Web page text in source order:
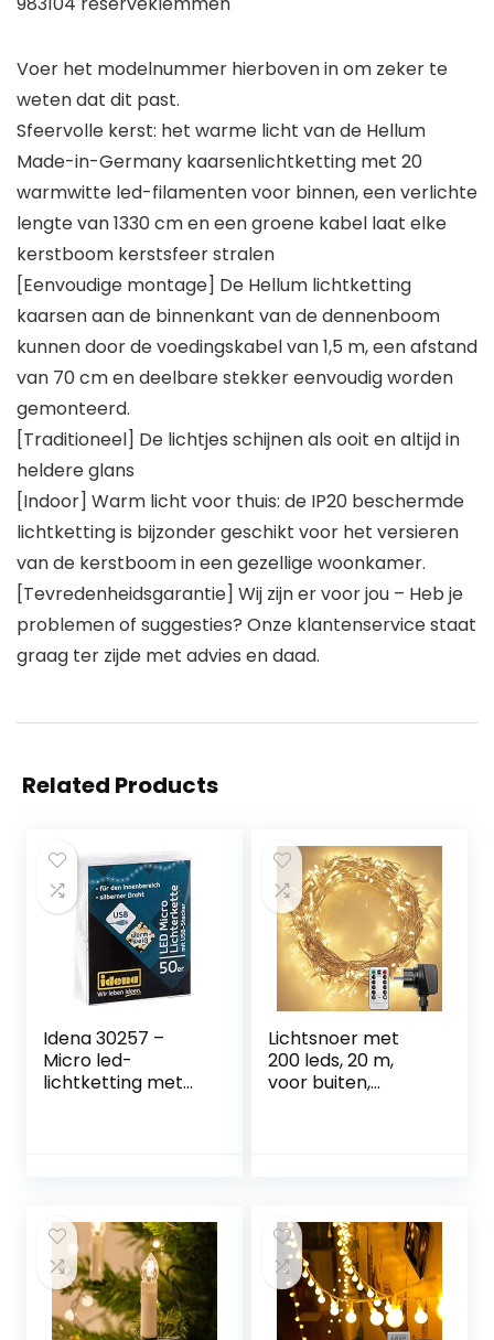
Voer het modelnummer hierboven in om zeker te
weten dat dit past.
Sfeervolle kerst: het warme licht van de Hellum
Made-in-Germany kaarsenlichtketting met 20
warmwitte led-filamenten voor binnen, een verlichte
lengte van 1330 cm en een groene kabel laat elke
kerstboom kerstsfeer stralen
[Eenvoudige montage] De Hellum lichtketting
kaarsen aan de binnenkant van de dennenboom
kunnen door de voedingskabel van 1,5 m, een afstand
van 70 cm en deelbare stekker eenvoudig worden
gemonteerd.
[Traditioneel] De lichtjes schijnen als ooit en altijd in
heldere glans
[Indoor] Warm licht voor thuis: de IP20 beschermde
lichtketting is bijzonder geschikt voor het versieren
van de kerstboom in een gezellige woonkamer.
[Tevredenheidsgarantie] Wij zijn er voor jou – Heb je
problemen of suggesties? Onze klantenservice staat
graag ter zijde met advies en daad.
Related Products
Idena 30257 –
Micro led-
lichtketting met
als sfeerlicht en
om te knutselen
Lichtsnoer met
200 leds, 20 m,
voor buiten,
voor balkon, tuin,
slaapkamer,
woonkamer,
Kerstmis (warm
wit)